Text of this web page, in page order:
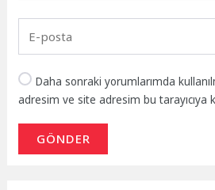
Daha sonraki yorumlarımda
adresim ve site adresim bu tarayıcıya
GÖNDER